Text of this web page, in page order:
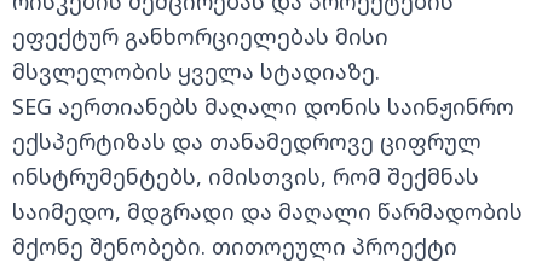
ეფექტურ განხორციელებას მისი
მსვლელობის ყველა სტადიაზე.
SEG აერთიანებს მაღალი დონის საინჟინრო
ექსპერტიზას და თანამედროვე ციფრულ
ინსტრუმენტებს, იმისთვის, რომ შექმნას
საიმედო, მდგრადი და მაღალი წარმადობის
მქონე შენობები. თითოეული პროექტი